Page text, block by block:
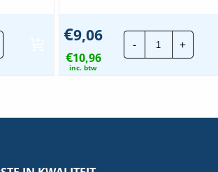
€9,06
€10,96
inc. btw
-
Draka
Pur
Kabel
+